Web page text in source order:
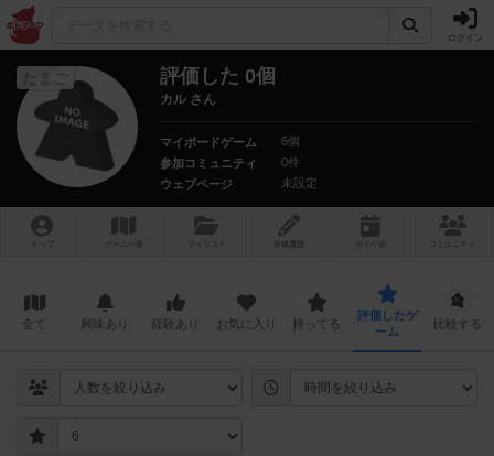
ログイン
たまご 評価した 0個
カル さん
マイボードゲーム
6個
参加コミュニティ
0件
ウェブページ
未設定
ゲーム一覧 マイリスト 投稿履歴 ボ ドゲ
全て 興味あり 経験あり お気に入り 持ってる
評価したゲ
ーム
比較する